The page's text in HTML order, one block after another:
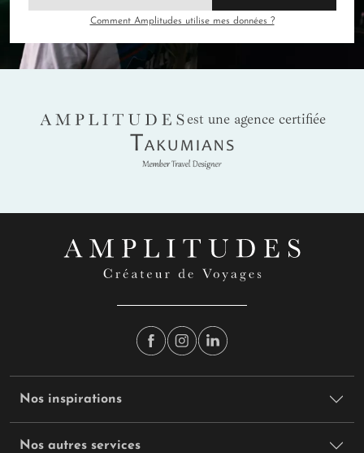
Comment Amplitudes utilise mes données ?
AMPLITUDES
est une agence certifiée
Takumians
Nos inspirations
Nos autres services